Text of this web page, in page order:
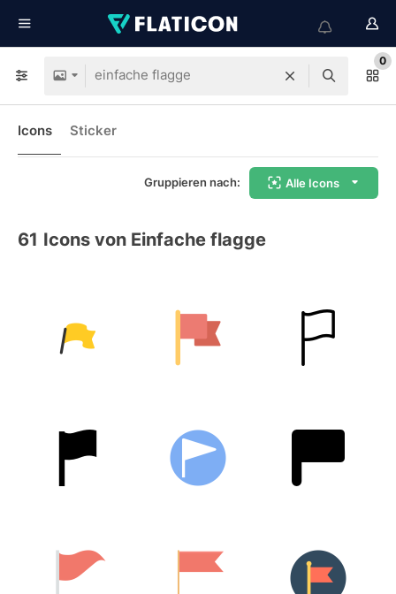
0
Icons Sticker
Gruppieren nach: Alle Icons
61 Icons von Einfache flagge